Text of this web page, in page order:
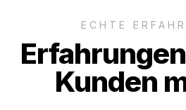
ECHTE
Kunden